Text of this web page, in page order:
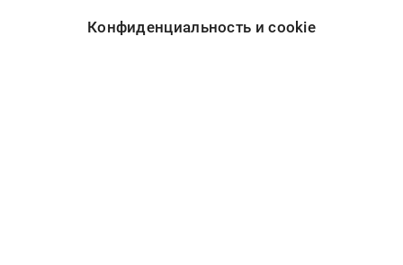
Конфиденциальность и cookie